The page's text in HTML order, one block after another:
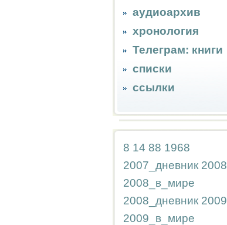
аудиоархив
хронология
Телеграм: книги
списки
ссылки
8 14 88 1968
2007_дневник 2008
2008_в_мире
2008_дневник 2009
2009_в_мире